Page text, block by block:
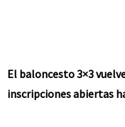
El baloncesto 3×3
inscripciones abiertas